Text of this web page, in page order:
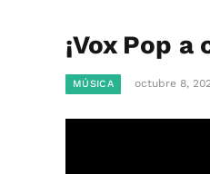
¡Vox Pop
MÚSICA octubre 8,